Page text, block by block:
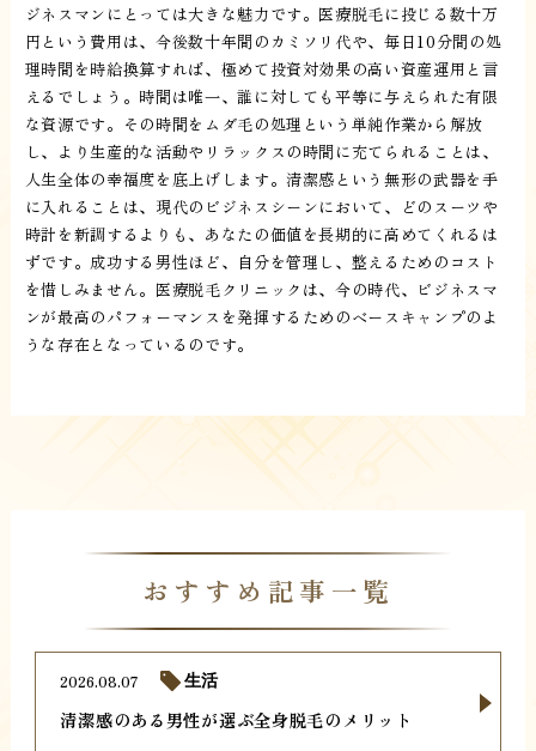
ジネスマンにとっては大きな魅力です。医療脱毛に投じる数十万
円という費用は、今後数十年間のカミソリ代や、毎日10分間の処
理時間を時給換算すれば、極めて投資対効果の高い資産運用と言
えるでしょう。時間は唯一、誰に対しても平等に与えられた有限
な資源です。その時間をムダ毛の処理という単純作業から解放
し、より生産的な活動やリラックスの時間に充てられることは、
人生全体の幸福度を底上げします。清潔感という無形の武器を手
に入れることは、現代のビジネスシーンにおいて、どのスーツや
時計を新調するよりも、あなたの価値を長期的に高めてくれるは
ずです。成功する男性ほど、自分を管理し、整えるためのコスト
を惜しみません。医療脱毛クリニックは、今の時代、ビジネスマ
ンが最高のパフォーマンスを発揮するためのベースキャンプのよ
うな存在となっているのです。
おすすめ記事一覧
清潔感のある男性が選ぶ全身脱毛のメリット
2026.08.07 生活